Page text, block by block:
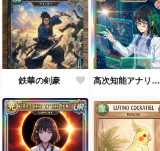
鉄華の剣豪 高次知能アナリスト MEI（Mathematical Electronic Intelligenc）